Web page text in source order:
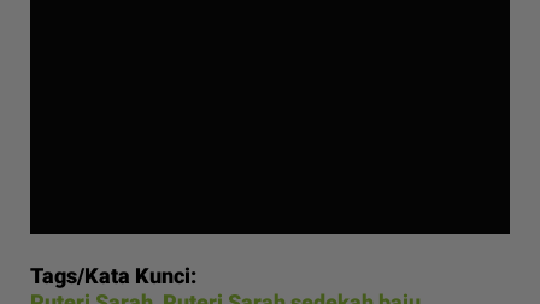
Tags/Kata Kunci: